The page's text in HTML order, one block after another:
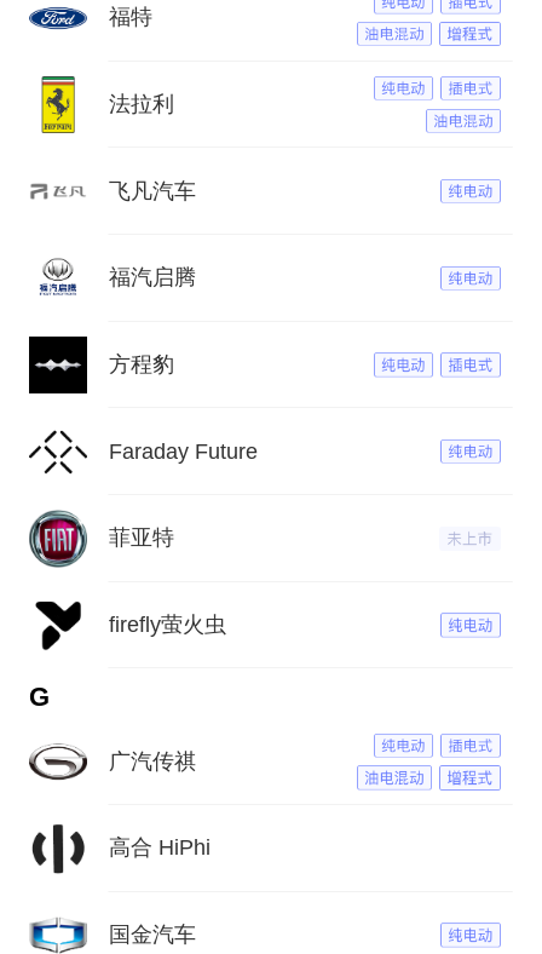
福特
法拉利
飞凡汽车
福汽启腾
方程豹
Faraday Future
菲亚特
firefly萤火虫
G
广汽传祺
高合 HiPhi
国金汽车